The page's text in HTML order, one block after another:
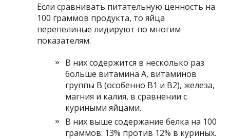
Если сравнивать питательную ценность на
100 граммов продукта, то яйца
перепелиные лидируют по многим
показателям.
В них содержится в несколько раз
больше витамина А, витаминов
группы В (особенно В1 и В2), железа,
магния и калия, в сравнении с
куриными яйцами.
В них выше содержание белка на 100
граммов: 13% против 12% в куриных.